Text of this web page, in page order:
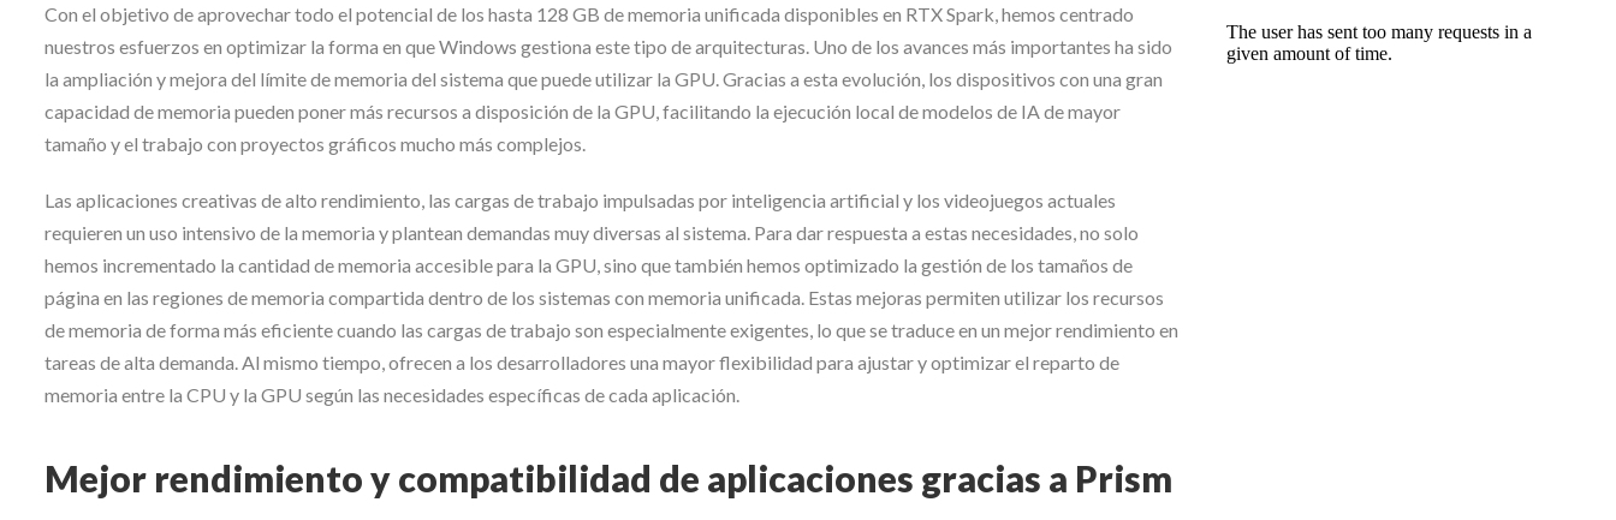
Con el objetivo de aprovechar todo el potencial de los hasta 128 GB de memoria unificada disponibles en RTX Spark, hemos centrado
nuestros esfuerzos en optimizar la forma en que Windows gestiona este tipo de arquitecturas. Uno de los avances más importantes ha sido
la ampliación y mejora del límite de memoria del sistema que puede utilizar la GPU. Gracias a esta evolución, los dispositivos con una gran
capacidad de memoria pueden poner más recursos a disposición de la GPU, facilitando la ejecución local de modelos de IA de mayor
tamaño y el trabajo con proyectos gráficos mucho más complejos.
Las aplicaciones creativas de alto rendimiento, las cargas de trabajo impulsadas por inteligencia artificial y los videojuegos actuales
requieren un uso intensivo de la memoria y plantean demandas muy diversas al sistema. Para dar respuesta a estas necesidades, no solo
hemos incrementado la cantidad de memoria accesible para la GPU, sino que también hemos optimizado la gestión de los tamaños de
página en las regiones de memoria compartida dentro de los sistemas con memoria unificada. Estas mejoras permiten utilizar los recursos
de memoria de forma más eficiente cuando las cargas de trabajo son especialmente exigentes, lo que se traduce en un mejor rendimiento en
tareas de alta demanda. Al mismo tiempo, ofrecen a los desarrolladores una mayor flexibilidad para ajustar y optimizar el reparto de
memoria entre la CPU y la GPU según las necesidades específicas de cada aplicación.
Mejor rendimiento y compatibilidad de aplicaciones gracias a Prism